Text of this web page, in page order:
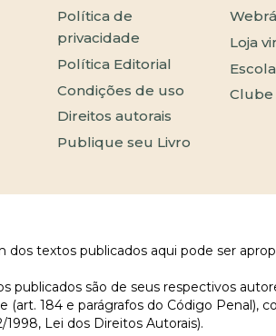
Política de
privacidade
Política Editorial
Condições de uso
Direitos autorais
Publique seu Livro
Loja
Clube
dos textos publicados aqui pode ser
publicados são de seus respectivos
184 e parágrafos do Código Penal),
1998, Lei dos Direitos Autorais).